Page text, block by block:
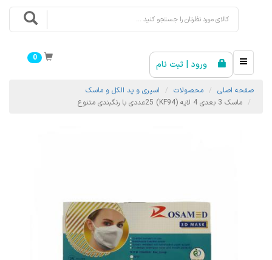
0
ورود | ثبت نام
صفحه اصلی محصولات
اسپری و پد الکل و ماسک
ماسک 3 بعدی 4 لایه (KF94) 25عددی با رنگبندی متنوع